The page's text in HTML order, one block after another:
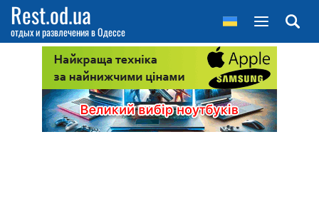
Rest.od.ua
отдых и развлечения в Одессе